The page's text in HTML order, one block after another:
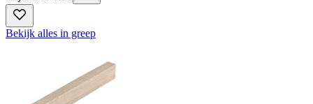
Bekijk alles in greep